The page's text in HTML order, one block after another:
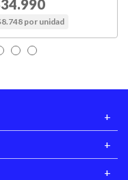
reduced from
por unidad